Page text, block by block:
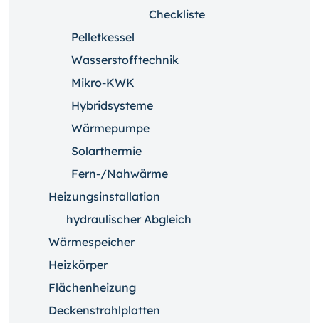
Checkliste
Pelletkessel
Wasserstofftechnik
Mikro-KWK
Hybridsysteme
Wärmepumpe
Solarthermie
Fern-/Nahwärme
Heizungsinstallation
hydraulischer Abgleich
Wärmespeicher
Heizkörper
Flächenheizung
Deckenstrahlplatten